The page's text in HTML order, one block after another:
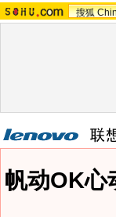
搜狐
帆动OK心